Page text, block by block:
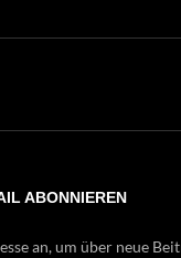
ABONNIEREN
an, um über neue